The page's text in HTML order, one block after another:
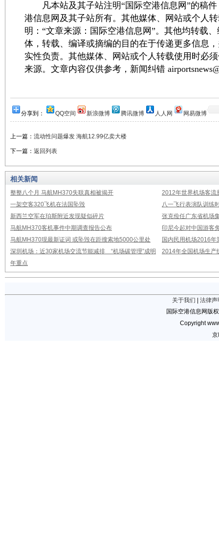
凡本站及其子站注明“国际空港信息网”的稿件
港信息网及其子站所有。其他媒体、网站或个人
明：“文章来源：国际空港信息网”。其他均转载
体，转载、编译或摘编的目的在于传递更多信息
实性负责。其他媒体、网站或个人转载使用时必
来源。文章内容仅供参考，新闻纠错
分享到： QQ空间 新浪微博 腾讯微博 人人网 网易微博
上一篇： 流动性问题爆发 海航12.99亿卖大楼
下一篇： 返回列表
相关新闻
整整八个月 马航MH370失联真相被揭开
2012年世界机场客流
一架空客320飞机在法国坠毁
八一飞行表演队训练
新西兰空军在珀斯附近发现疑似碎片
张克俭任广东省机场
马航MH370客机事件中期调查报告公布
印尼今起对中国游客
马航MH370现最新证词 或坠毁在距搜索地5000公里处
国内民用机场2016年
深圳机场：近30家机场交流节能减排 “机场碳管理”成明
年重点
2014年全国机场生产
关于我们
法律声
国际空港信息网版
Copyright